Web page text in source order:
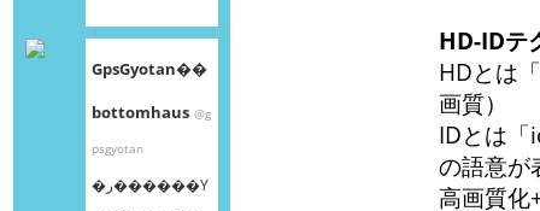
GpsGyotan��
bottomhaus @g
psgyotan
�ر������Υ
HD-IDテ
HDとは
画質）
IDとは
の語意が
高画質